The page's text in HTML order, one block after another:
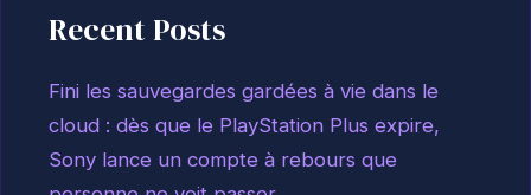
Recent Posts
Fini les sauvegardes gardées à vie dans le
cloud : dès que le PlayStation Plus expire,
Sony lance un compte à rebours que